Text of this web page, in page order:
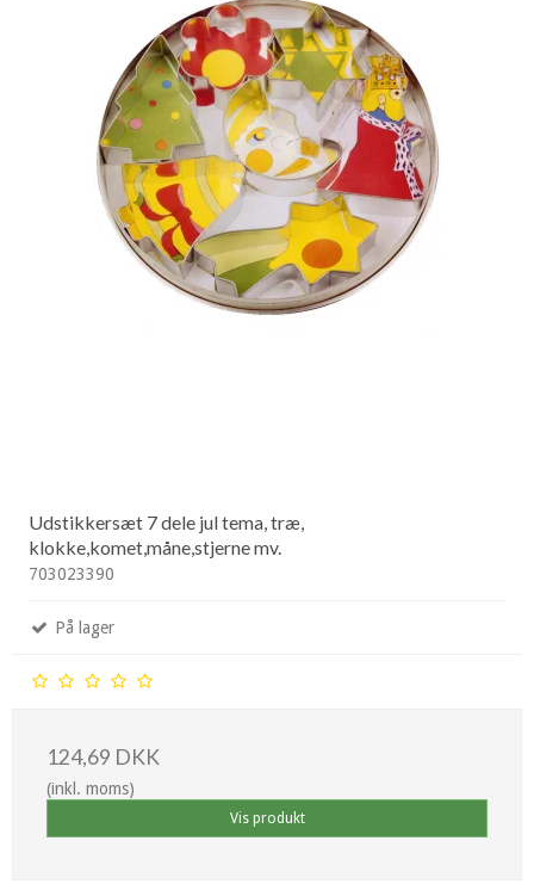
Udstikkersæt 7 dele jul tema, træ,
klokke,komet,måne,stjerne mv.
703023390
På lager
124,69 DKK
(inkl. moms)
Vis produkt